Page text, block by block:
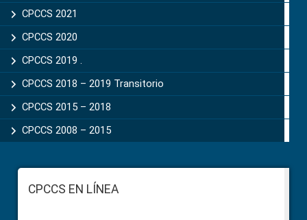
CPCCS 2021
CPCCS 2020
CPCCS 2019 .
CPCCS 2018 – 2019 Transitorio
CPCCS 2015 – 2018
CPCCS 2008 – 2015
FooterCPCCS EN LÍNEA